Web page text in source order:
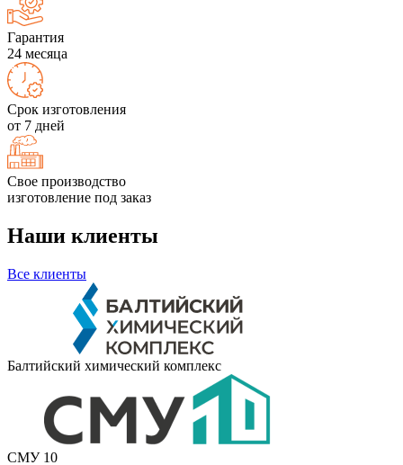
Гарантия
24 месяца
Срок изготовления
от 7 дней
Свое производство
изготовление под заказ
Наши клиенты
Все клиенты
Балтийский химический комплекс
СМУ 10